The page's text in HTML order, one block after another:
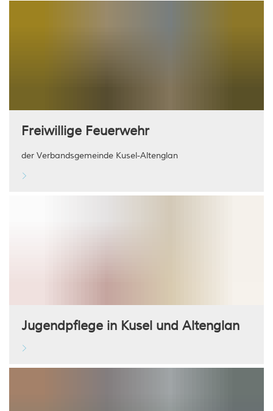
Freiwillige Feuerwehr
der Verbandsgemeinde Kusel-Altenglan
Jugendpflege in Kusel und Altenglan